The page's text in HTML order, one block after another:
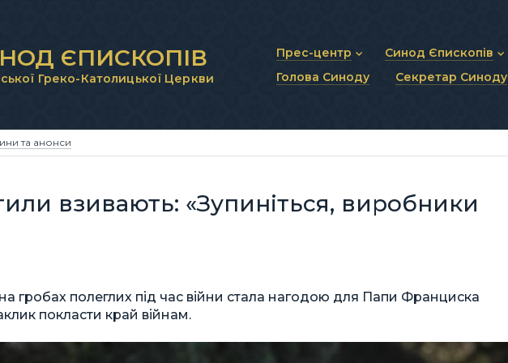
ЄПИСКОПІВ
Греко-Католицької Церкви
Прес-центр
Новини та анонси
Синод Єпископів
Статут Синоду
Синодальні органи
Голова Синоду Секретар Синоду
та анонси
взивають: «Зупиніться, виробники
гробах полеглих під час війни стала нагодою для Папи Франциска
покласти край війнам.